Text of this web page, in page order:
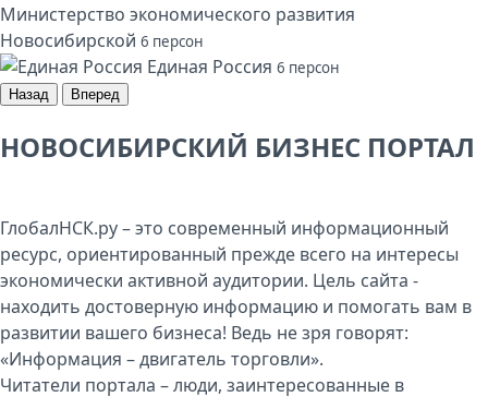
Министерство экономического развития
Новосибирской 6 персон
Единая Россия 6 персон
Назад Вперед
НОВОСИБИРСКИЙ БИЗНЕС ПОРТАЛ
ГлобалНСК.ру – это современный информационный
ресурс, ориентированный прежде всего на интересы
экономически активной аудитории. Цель сайта -
находить достоверную информацию и помогать вам в
развитии вашего бизнеса! Ведь не зря говорят:
«Информация – двигатель торговли».
Читатели портала – люди, заинтересованные в